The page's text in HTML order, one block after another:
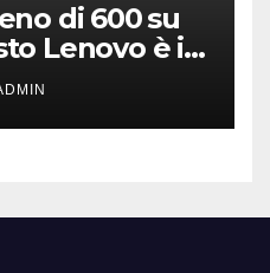
di 600 su
Lenovo è il
a rate)